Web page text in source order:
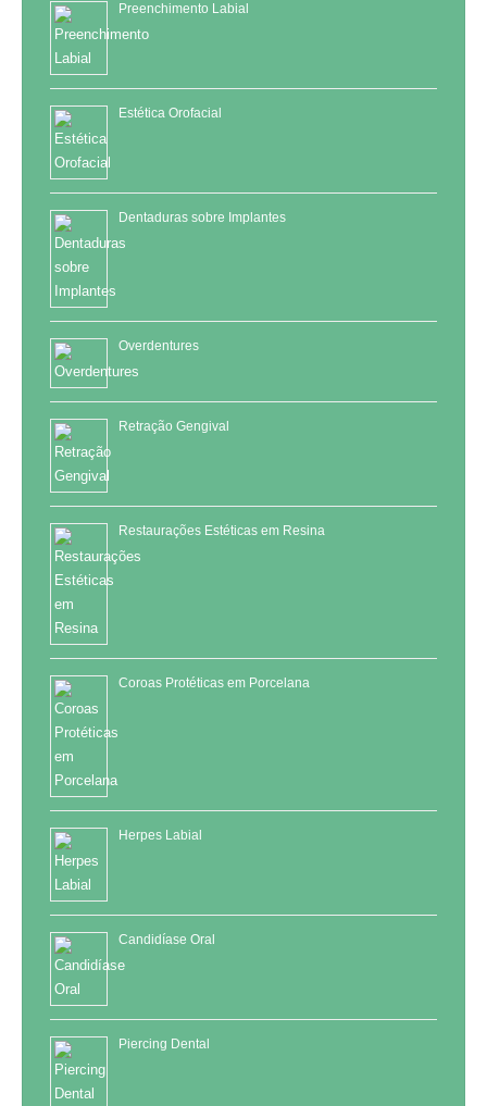
Preenchimento Labial
Estética Orofacial
Dentaduras sobre Implantes
Overdentures
Retração Gengival
Restaurações Estéticas em Resina
Coroas Protéticas em Porcelana
Herpes Labial
Candidíase Oral
Piercing Dental